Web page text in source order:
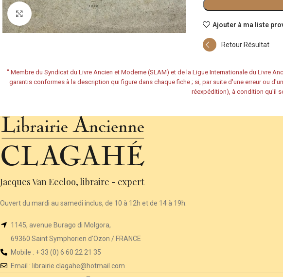
Cliquez pour agrandir
Ajouter à ma liste
Retour Résultat
" Membre du Syndicat du Livre Ancien et Moderne (SLAM) et de la Ligue Internationale du Livre
garantis conformes à la description qui figure dans chaque fiche ; si, par suite d'une erreur ou
réexpédition), à condition qu'il
Jacques Van Eecloo, libraire - expert
Ouvert du mardi au samedi inclus, de 10 à 12h et de 14 à 19h.
1145, avenue Burago di Molgora,
69360 Saint Symphorien d'Ozon / FRANCE
Mobile : + 33 (0) 6 60 22 21 35
Email : librairie .clagahe@hotmail.com